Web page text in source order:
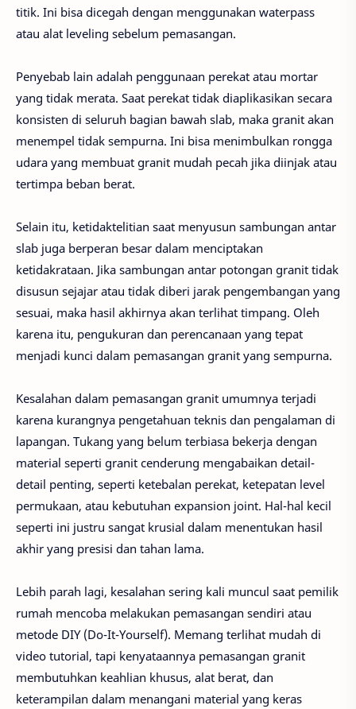
titik. Ini bisa dicegah dengan menggunakan waterpass
atau alat leveling sebelum pemasangan.
Penyebab lain adalah penggunaan perekat atau mortar
yang tidak merata. Saat perekat tidak diaplikasikan secara
konsisten di seluruh bagian bawah slab, maka granit akan
menempel tidak sempurna. Ini bisa menimbulkan rongga
udara yang membuat granit mudah pecah jika diinjak atau
tertimpa beban berat.
Selain itu, ketidaktelitian saat menyusun sambungan antar
slab juga berperan besar dalam menciptakan
ketidakrataan. Jika sambungan antar potongan granit tidak
disusun sejajar atau tidak diberi jarak pengembangan yang
sesuai, maka hasil akhirnya akan terlihat timpang. Oleh
karena itu, pengukuran dan perencanaan yang tepat
menjadi kunci dalam pemasangan granit yang sempurna.
Kesalahan dalam pemasangan granit umumnya terjadi
karena kurangnya pengetahuan teknis dan pengalaman di
lapangan. Tukang yang belum terbiasa bekerja dengan
material seperti granit cenderung mengabaikan detail-
detail penting, seperti ketebalan perekat, ketepatan level
permukaan, atau kebutuhan expansion joint. Hal-hal kecil
seperti ini justru sangat krusial dalam menentukan hasil
akhir yang presisi dan tahan lama.
Lebih parah lagi, kesalahan sering kali muncul saat pemilik
rumah mencoba melakukan pemasangan sendiri atau
metode DIY (Do-It-Yourself). Memang terlihat mudah di
video tutorial, tapi kenyataannya pemasangan granit
membutuhkan keahlian khusus, alat berat, dan
keterampilan dalam menangani material yang keras